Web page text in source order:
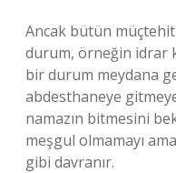
Ancak bütün
durum, örneğin idrar
bir durum meydana
abdesthaneye
namazın bitmesini
meşgul olmamayı
gibi davranır.